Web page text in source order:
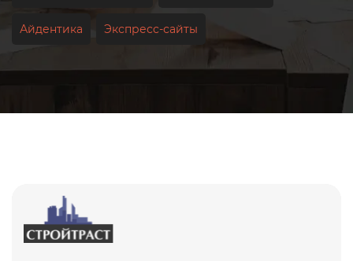
Айдентика Экспресс-сайты
Перенос сайтов с конструкторов
Доработка сайтов
Продвижение медицинских
сайтов